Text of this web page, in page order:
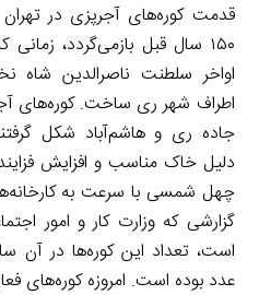
قدمت کوره‌های آجرپزی در
۱۵۰ سال قبل بازمی‌گردد،
اواخر سلطنت ناصرالدین شاه
اطراف شهر ری ساخت. کوره‌های
جاده ری و هاشم‌آباد شکل
دلیل خاک مناسب و افزایش
چهل شمسی با سرعت به